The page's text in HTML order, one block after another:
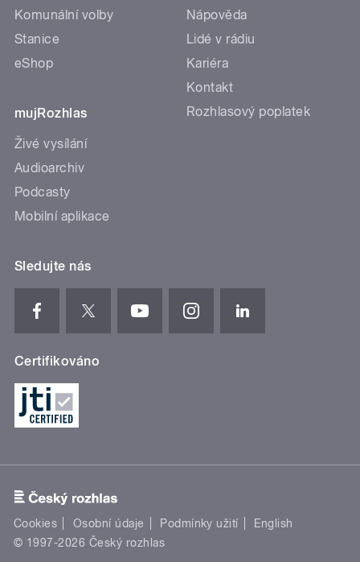
Komunální volby
Stanice
eShop
mujRozhlas
Živé vysílání
Audioarchiv
Podcasty
Mobilní aplikace
Nápověda
Lidé v rádiu
Kariéra
Kontakt
Rozhlasový poplatek
Sledujte nás
Certifikováno
Cookies Osobní údaje Podmínky užití
English
© 1997-2026 Český rozhlas